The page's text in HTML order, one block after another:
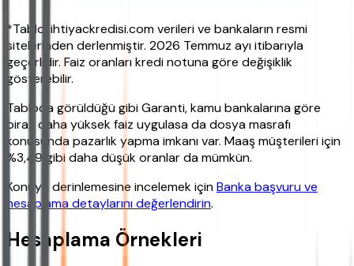
*Tablo, ihtiyackredisi.com verileri ve bankaların resmi
sitelerinden derlenmiştir. 2026 Temmuz ayı itibarıyla
geçerlidir. Faiz oranları kredi notuna göre değişiklik
gösterebilir.
Tabloda görüldüğü gibi Garanti, kamu bankalarına göre
biraz daha yüksek faiz uygulasa da dosya masrafı
konusunda pazarlık yapma imkanı var. Maaş müşterileri için
%3,49 gibi daha düşük oranlar da mümkün.
Konuyu derinlemesine incelemek içinBanka başvuru ve
hesaplama detaylarını değerlendirin.
Hesaplama Örnekleri